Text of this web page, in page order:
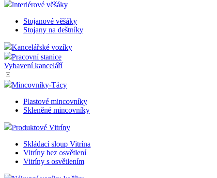
Interiérové věšáky
Stojanové věšáky
Stojany na deštníky
Kancelářské vozíky
Pracovní stanice
Vybavení kanceláří
Mincovníky-Tácy
Plastové mincovníky
Skleněné mincovníky
Produktové Vitríny
Skládací sloup Vitrína
Vitríny bez osvětlení
Vitríny s osvětlením